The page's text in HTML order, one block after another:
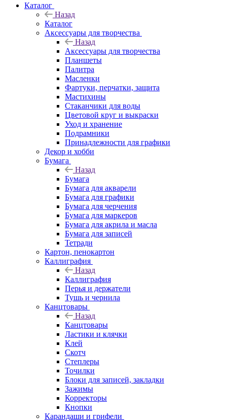
Каталог
Назад
Каталог
Аксессуары для творчества
Назад
Аксессуары для творчества
Планшеты
Палитра
Масленки
Фартуки, перчатки, защита
Мастихины
Стаканчики для воды
Цветовой круг и выкраски
Уход и хранение
Подрамники
Принадлежности для графики
Декор и хобби
Бумага
Назад
Бумага
Бумага для акварели
Бумага для графики
Бумага для черчения
Бумага для маркеров
Бумага для акрила и масла
Бумага для записей
Тетради
Картон, пенокартон
Каллиграфия
Назад
Каллиграфия
Перья и держатели
Тушь и чернила
Канцтовары
Назад
Канцтовары
Ластики и клячки
Клей
Скотч
Степлеры
Точилки
Блоки для записей, закладки
Зажимы
Корректоры
Кнопки
Карандаши и грифели